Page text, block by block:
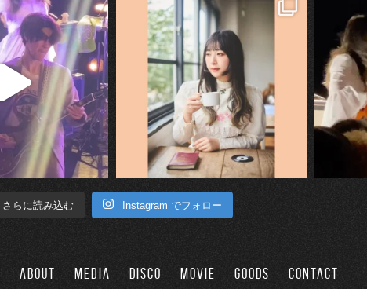
さらに読み込む Instagram でフォロー
ABOUT MEDIA DISCO MOVIE GOODS CONTACT